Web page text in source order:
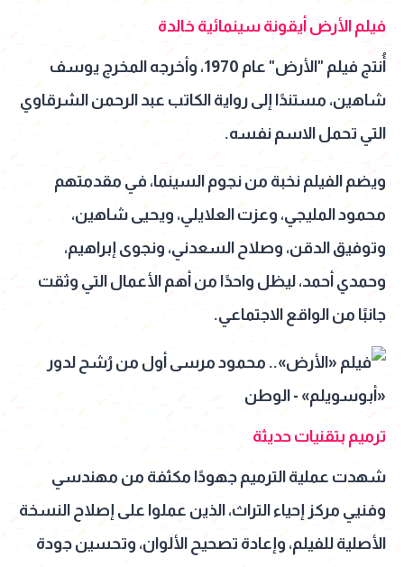
فيلم الأرض أيقونة سينمائية خالدة
أُنتج فيلم "الأرض" عام 1970، وأخرجه المخرج يوسف
شاهين، مستندًا إلى رواية الكاتب عبد الرحمن الشرقاوي
التي تحمل الاسم نفسه.
ويضم الفيلم نخبة من نجوم السينما، في مقدمتهم
محمود المليجي، وعزت العلايلي، ويحيى شاهين،
وتوفيق الدقن، وصلاح السعدني، ونجوى إبراهيم،
وحمدي أحمد، ليظل واحدًا من أهم الأعمال التي وثقت
جانبًا من الواقع الاجتماعي.
ترميم بتقنيات حديثة
شهدت عملية الترميم جهودًا مكثفة من مهندسي
وفنيي مركز إحياء التراث، الذين عملوا على إصلاح النسخة
الأصلية للفيلم، وإعادة تصحيح الألوان، وتحسين جودة